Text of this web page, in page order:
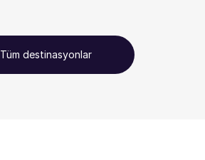
Tüm destinasyonlar